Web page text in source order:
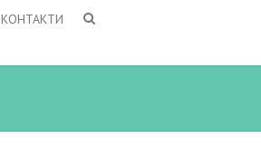
КОНТАКТИ